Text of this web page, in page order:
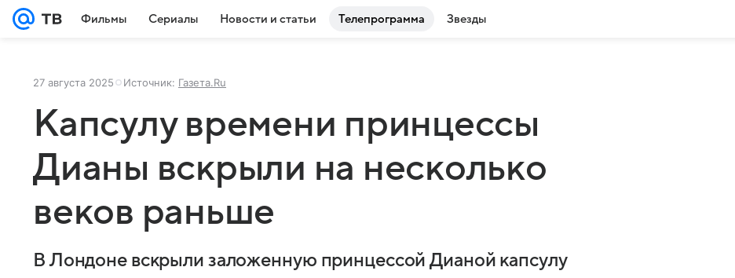
Фильмы Сериалы Новости и статьи Телепрограмма Звезды
27 августа 2025 Источник: Газета.Ru
Капсулу времени принцессы
Дианы вскрыли на несколько
веков раньше
В Лондоне вскрыли заложенную принцессой Дианой капсулу